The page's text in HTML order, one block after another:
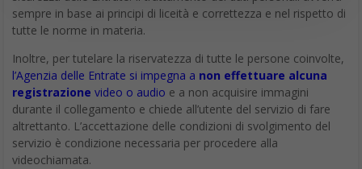
sempre in base ai principi di liceità e correttezza e nel rispetto di
tutte le norme in materia.
Inoltre, per tutelare la riservatezza di tutte le persone coinvolte,
l’Agenzia delle Entrate si impegna a non effettuare alcuna
registrazione video o audio e a non acquisire immagini
durante il collegamento e chiede all’utente del servizio di fare
altrettanto. L’accettazione delle condizioni di svolgimento del
servizio è condizione necessaria per procedere alla
videochiamata.